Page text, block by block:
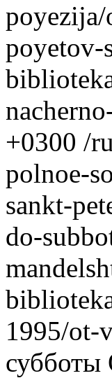
poyezija/
poyetov-
+0300 /
polnoe-
sankt-
do-
1995/ot-
субботы